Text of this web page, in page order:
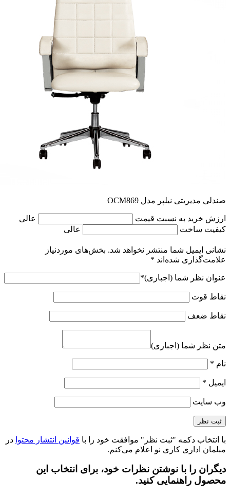
صندلی مدیریتی نیلپر مدل OCM869
ارزش خرید به نسبت قیمت
عالی
کیفیت ساخت
عالی
نشانی ایمیل شما منتشر نخواهد شد. بخش‌های موردنیاز
علامت‌گذاری شده‌اند *
عنوان نظر شما (اجباری)*
نقاط قوت
نقاط ضعف
متن نظر شما (اجباری)
نام *
ایمیل *
وب‌ سایت
با انتخاب دکمه "ثبت نظر" موافقت خود را با قوانین انتشار محتوا در
مبلمان اداری کاری نو اعلام می‌کنم.
دیگران را با نوشتن نظرات خود، برای انتخاب این
محصول راهنمایی کنید.